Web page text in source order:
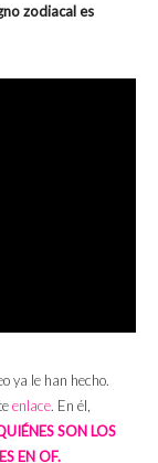
zodiacal es
ya le han hecho.
enlace. En él,
SON LOS
EN OF.